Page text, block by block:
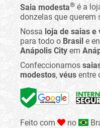
Saia modesta® é a
donzelas que querem
Nossa loja de saias e
para todo o Brasil e
Anápolis City em
Confeccionamos
modestos, véus entre
Feito com no